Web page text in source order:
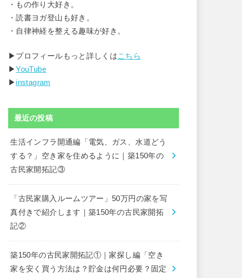
・もの作り大好き。
・読書ヨガ登山も好き。
・自律神経を整える趣味が好き。
▶︎プロフィールもっと詳しくはこちら
▶︎YouTube
▶︎ instagram
最近の投稿
生活インフラ開通編「電気、ガス、水道どう
する？」空き家を住めるように｜築150年の
古民家開拓記③
「古民家購入ルームツアー」50万円の家を写
真付きで紹介します｜築150年の古民家開拓
記②
築150年の古民家開拓記①｜家探し編「空き
家を安く買う方法は？貯金は何円必要？固定